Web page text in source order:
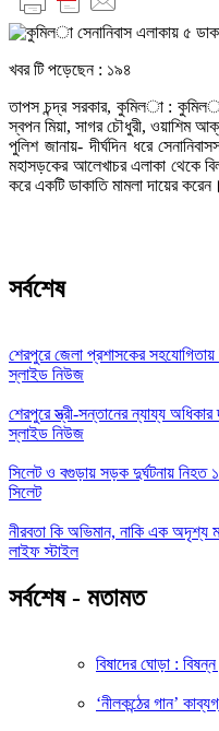
খবর টি পড়েছেন : ১৯৪
তাপস চন্দ্র সরকার, কুমিল­া :
স্বপন মিয়া, সাগর চৌধুরী, ওয়াশিম
পুলিশ জানায়- দীর্ঘদিন ধরে
মহাসড়কের আলেখাচর এলাকা থেকে
করে একটি ডাকাতি মামলা দায়ের
সর্বশেষ
শেরপুরে জেলা প্রশাসকের
স্লাইড নিউজ
শেরপুরে স্ত্রী-সন্তানের ন্যায্য
স্লাইড নিউজ
সিলেট ও বগুড়ায় সড়ক দুর্ঘটনায় নিহত
সিলেট
নীরবতা কি অভিমান, নাকি এক অদৃশ্য
লাইফ স্টাইল
সর্বশেষ - মতামত
বিষাদের ঘোড়া :
‘নীলকন্ঠের গান’